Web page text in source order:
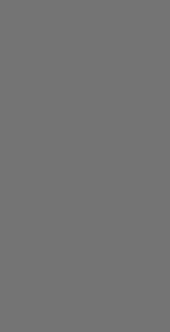
Defense Sales Account Manager
Analyst, Accounting and Reporting
Analyst - Sales Planning & Forecasting